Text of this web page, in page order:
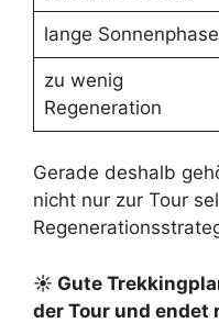
lange
zu wenig
Regeneration
Gerade deshalb
nicht nur zur Tour
☀ Gute
der Tour und endet